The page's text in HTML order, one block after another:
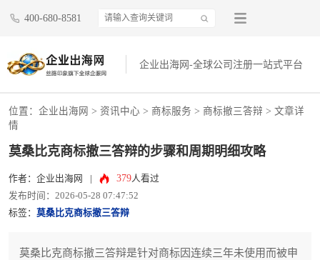
400-680-8581
企业出海网-全球公司注册一站式平台
位置： 企业出海网 > 资讯中心 > 商标服务 > 商标撤三答辩 > 文章详
情
莫桑比克商标撤三答辩的步骤和周期明细攻略
作者：企业出海网 379人看过
发布时间：2026-05-28 07:47:52
标签： 莫桑比克商标撤三答辩
莫桑比克商标撤三答辩是针对商标因连续三年未使用而被申